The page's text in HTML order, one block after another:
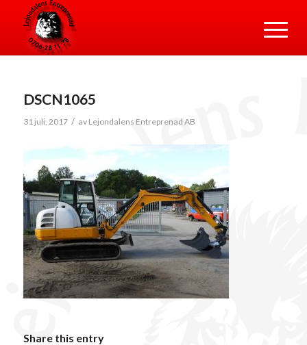
DSCN1065
31 juli, 2017 / av Lejondalens Entreprenad AB
Share this entry